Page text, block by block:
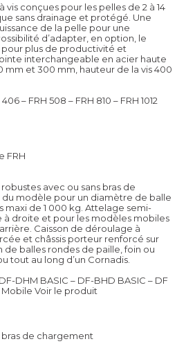
vis conçues pour les pelles de 2 à 14
sans drainage et protégé. Une
de la pelle pour une
d’adapter, en option, le
plus de productivité et
interchangeable en acier haute
mm et 300 mm, hauteur de la vis 400
– FRH 508 – FRH 810 – FRH 1012
FRH
avec ou sans bras de
modèle pour un diamètre de balle
maxi de 1 000 kg. Attelage semi-
droite et pour les modèles mobiles
Caisson de déroulage à
et châssis porteur renforcé sur
de balles rondes de paille, foin ou
tout au long d’un Cornadis.
DHM BASIC – DF-BHD BASIC – DF
Mobile Voir le produit
de chargement